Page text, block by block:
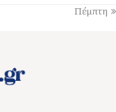
Πέμπτη